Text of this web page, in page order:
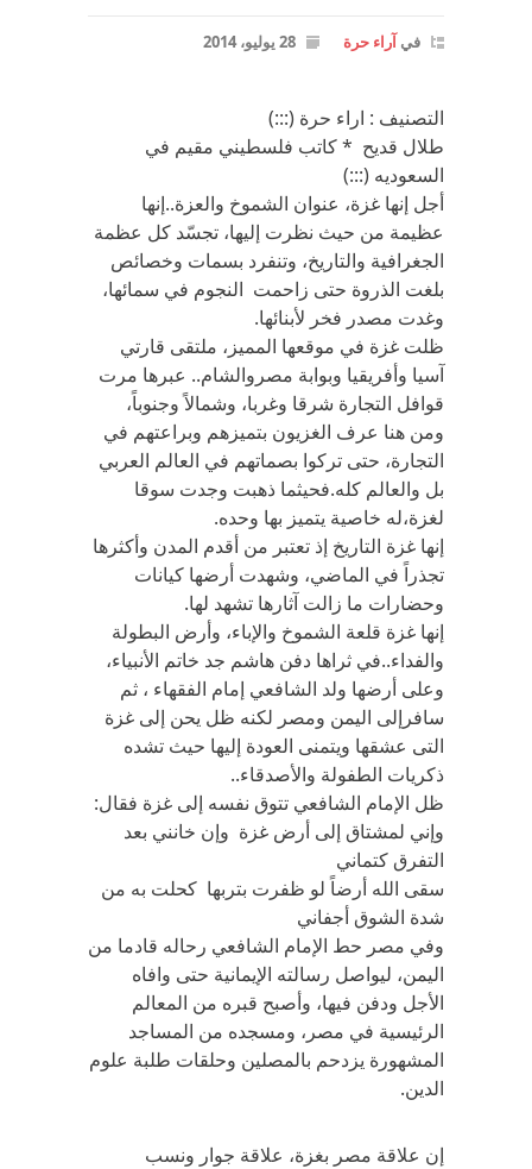
فيآراء حرة 28 يوليو، 2014
التصنيف : اراء حرة (:::)
طلال قديح * كاتب فلسطيني مقيم في
السعوديه (:::)
أجل إنها غزة، عنوان الشموخ والعزة..إنها
عظيمة من حيث نظرت إليها، تجسّد كل عظمة
الجغرافية والتاريخ، وتنفرد بسمات وخصائص
بلغت الذروة حتى زاحمت النجوم في سمائها،
وغدت مصدر فخر لأبنائها.
ظلت غزة في موقعها المميز، ملتقى قارتي
آسيا وأفريقيا وبوابة مصروالشام.. عبرها مرت
قوافل التجارة شرقا وغربا، وشمالاً وجنوباً،
ومن هنا عرف الغزيون بتميزهم وبراعتهم في
التجارة، حتى تركوا بصماتهم في العالم العربي
بل والعالم كله.فحيثما ذهبت وجدت سوقا
لغزة،له خاصية يتميز بها وحده.
إنها غزة التاريخ إذ تعتبر من أقدم المدن وأكثرها
تجذراً في الماضي، وشهدت أرضها كيانات
وحضارات ما زالت آثارها تشهد لها.
إنها غزة قلعة الشموخ والإباء، وأرض البطولة
والفداء..في ثراها دفن هاشم جد خاتم الأنبياء،
وعلى أرضها ولد الشافعي إمام الفقهاء ، ثم
سافرإلى اليمن ومصر لكنه ظل يحن إلى غزة
التى عشقها ويتمنى العودة إليها حيث تشده
ذكريات الطفولة والأصدقاء..
ظل الإمام الشافعي تتوق نفسه إلى غزة فقال:
وإني لمشتاق إلى أرض غزة وإن خانني بعد
التفرق كتماني
سقى الله أرضاً لو ظفرت بتربها كحلت به من
شدة الشوق أجفاني
وفي مصر حط الإمام الشافعي رحاله قادما من
اليمن، ليواصل رسالته الإيمانية حتى وافاه
الأجل ودفن فيها، وأصبح قبره من المعالم
الرئيسية في مصر، ومسجده من المساجد
المشهورة يزدحم بالمصلين وحلقات طلبة علوم
الدين.
إن علاقة مصر بغزة، علاقة جوار ونسب